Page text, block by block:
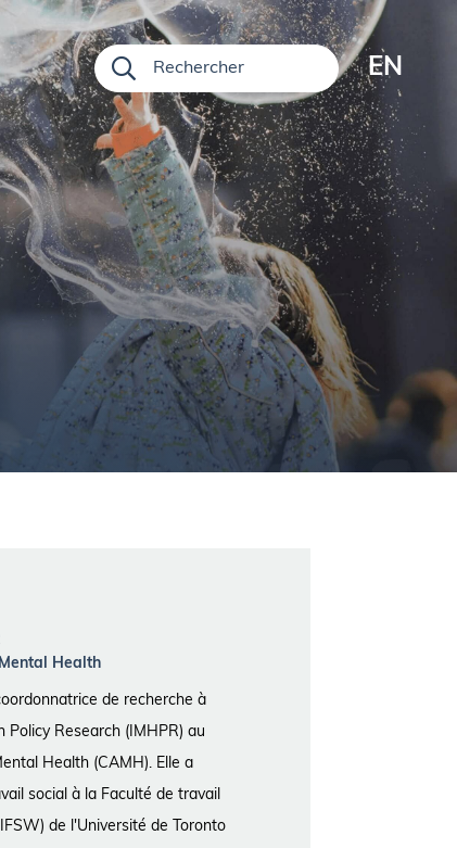
Rechercher EN
Health
de recherche à
Research (IMHPR) au
Health (CAMH). Elle a
social à la Faculté de travail
de l'Université de Toronto